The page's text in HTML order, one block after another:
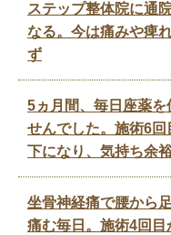
ステップ整体院に通
なる。今は痛みや痺
ず
5ヵ月間、毎日座薬を
せんでした。施術6回
下になり、気持ち余
坐骨神経痛で腰から
痛む毎日。施術4回